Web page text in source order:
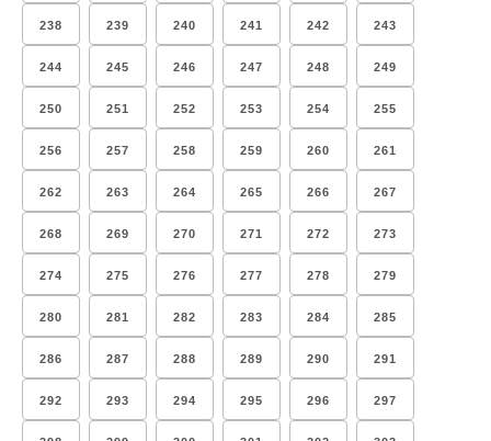
238 239 240 241 242 243
244 245 246 247 248 249
250 251 252 253 254 255
256 257 258 259 260 261
262 263 264 265 266 267
268 269 270 271 272 273
274 275 276 277 278 279
280 281 282 283 284 285
286 287 288 289 290 291
292 293 294 295 296 297